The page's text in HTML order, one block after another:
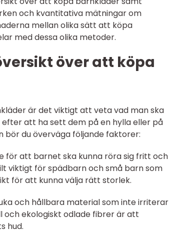
och kvantitativa mätningar om
mellan olika sätt att köpa
med dessa olika metoder.
över att köpa
är det viktigt att veta vad man ska
att ha sett dem på en hylla eller på
du överväga följande faktorer:
för att barnet ska kunna röra sig fritt och
viktigt för spädbarn och små barn som
för att kunna välja rätt storlek.
och hållbara material som inte irriterar
och ekologiskt odlade fibrer är att
hud.